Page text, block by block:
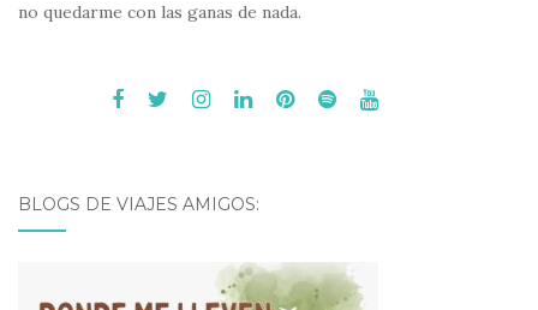
no quedarme con las ganas de nada.
BLOGS DE VIAJES AMIGOS: